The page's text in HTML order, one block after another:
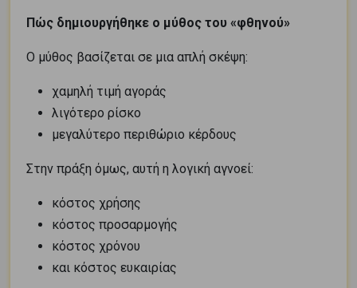
Πώς δημιουργήθηκε ο μύθος του «φθηνού»
Ο μύθος βασίζεται σε μια απλή σκέψη:
χαμηλή τιμή αγοράς
λιγότερο ρίσκο
μεγαλύτερο περιθώριο κέρδους
Στην πράξη όμως, αυτή η λογική αγνοεί:
κόστος χρήσης
κόστος προσαρμογής
κόστος χρόνου
και κόστος ευκαιρίας